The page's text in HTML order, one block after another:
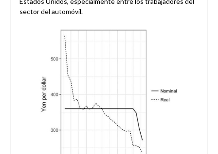
sector del automóvil.